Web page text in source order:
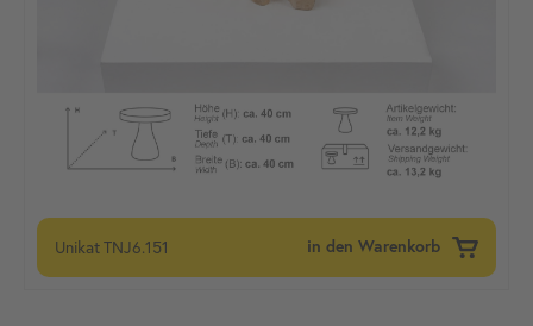
UnikatTNJ6.151 in den Warenkorb